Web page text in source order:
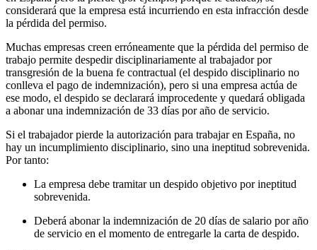
considerará que la empresa está incurriendo en esta infracción desde
la pérdida del permiso.
Muchas empresas creen erróneamente que la pérdida del permiso de
trabajo permite despedir disciplinariamente al trabajador por
transgresión de la buena fe contractual (el despido disciplinario no
conlleva el pago de indemnización), pero si una empresa actúa de
ese modo, el despido se declarará improcedente y quedará obligada
a abonar una indemnización de 33 días por año de servicio.
Si el trabajador pierde la autorización para trabajar en España, no
hay un incumplimiento disciplinario, sino una ineptitud sobrevenida.
Por tanto:
La empresa debe tramitar un despido objetivo por ineptitud
sobrevenida.
Deberá abonar la indemnización de 20 días de salario por año
de servicio en el momento de entregarle la carta de despido.